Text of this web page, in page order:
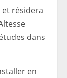
et résidera
dans
en